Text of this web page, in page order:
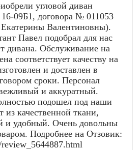
угловой диван
09Б1, договора № 011053
Валентиновны).
Павел подобрал для нас
дивана. Обслуживание на
соответствует качеству на
и доставлен в
сроки. Персонал
и аккуратный.
подошел под наши
из качественной ткани,
и удобный. Очень довольны
Подробнее на Отзовик: